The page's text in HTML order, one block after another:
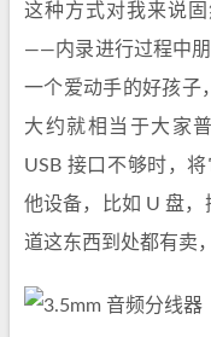
这种方式对我来说
——内录进行过程中
一个爱动手的好孩子
大约就相当于大家
USB 接口不够时，
他设备，比如 U 盘，
道这东西到处都有卖